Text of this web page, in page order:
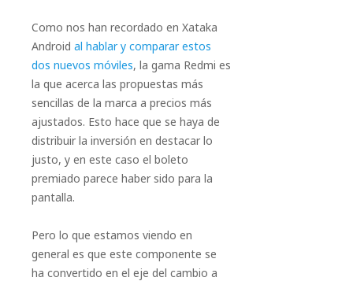
Como nos han recordado en Xataka
Android al hablar y comparar estos
dos nuevos móviles, la gama Redmi es
la que acerca las propuestas más
sencillas de la marca a precios más
ajustados. Esto hace que se haya de
distribuir la inversión en destacar lo
justo, y en este caso el boleto
premiado parece haber sido para la
pantalla.
Pero lo que estamos viendo en
general es que este componente se
ha convertido en el eje del cambio a